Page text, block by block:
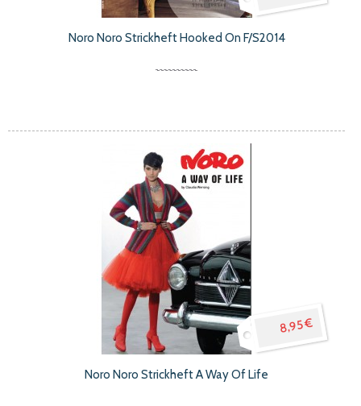
Noro Noro Strickheft Hooked On F/S2014
8,95 €
Noro Noro Strickheft A Way Of Life